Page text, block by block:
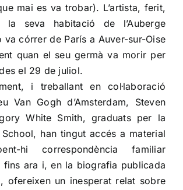
mai es va trobar). L’artista, ferit,
seva habitació de l’Auberge
va córrer de París a Auver-sur-Oise
quan el seu germà va morir per
el 29 de juliol.
i treballant en col·laboració
Van Gogh d’Amsterdam, Steven
White Smith, graduats per la
han tingut accés a material
hi correspondència familiar
fins ara i, en la biografia publicada
ofereixen un inesperat relat sobre